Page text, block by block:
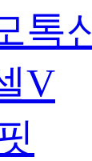
톡
V